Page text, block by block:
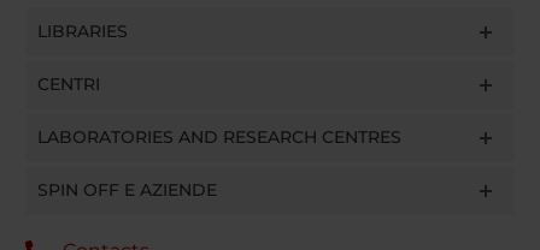
LIBRARIES
CENTRI
LABORATORIES AND RESEARCH CENTRES
SPIN OFF E AZIENDE